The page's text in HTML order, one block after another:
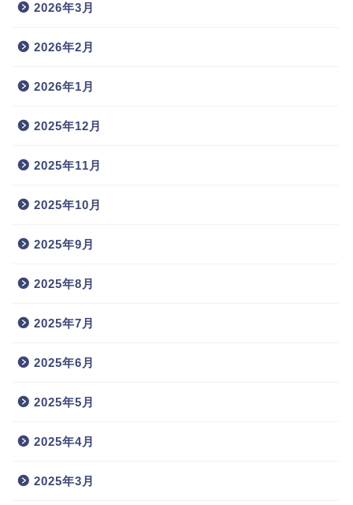
2026年3月
2026年2月
2026年1月
2025年12月
2025年11月
2025年10月
2025年9月
2025年8月
2025年7月
2025年6月
2025年5月
2025年4月
2025年3月